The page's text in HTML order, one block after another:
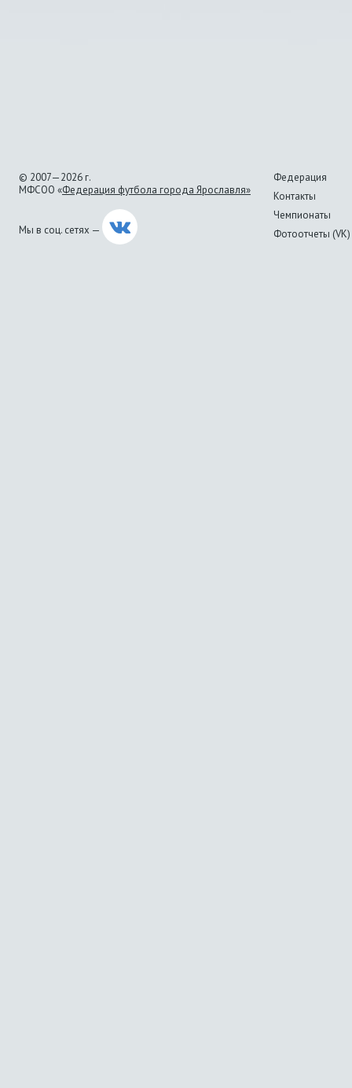
© 2007—2026 г.
МФСОО «Федерация футбола города Ярославля»
Мы в соц. сетях —
Федерация
Контакты
Чемпионаты
Фотоотчеты (VK)